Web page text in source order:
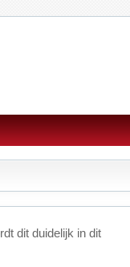
dit duidelijk in dit